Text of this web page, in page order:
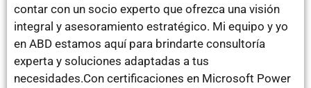
contar con un socio experto que ofrezca una visión
integral y asesoramiento estratégico. Mi equipo y yo
en ABD estamos aquí para brindarte consultoría
experta y soluciones adaptadas a tus
necesidades.Con certificaciones en Microsoft Power